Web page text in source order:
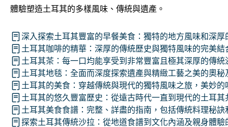
體驗塑造土耳其的多樣風味、傳統與遺產。
深入探索土耳其豐富的早餐美食：獨特的地方風味和深厚
土耳其咖啡的精華：深厚的傳統歷史與獨特風味的完美結
土耳其茶：每一口均能享受到非常豐富且極其深厚的傳統
土耳其地毯：全面而深度探索遺產與精緻工藝之美的奧秘
土耳其的美食：穿越傳統與現代的獨特風味之旅，美妙的
土耳其的悠久豐富歷史：從遠古時代一直到現代的土耳其
土耳其美食食譜：完整、詳盡的指南，包括傳統料理秘訣
探索土耳其傳統沙拉：從地道食譜到文化內涵及親身體驗